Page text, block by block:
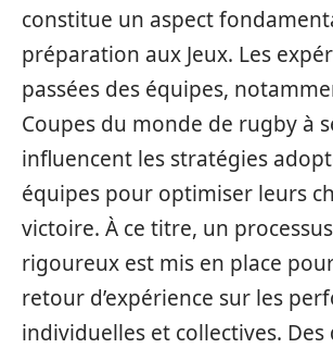
constitue un aspect
préparation aux Jeux. Les
passées des équipes,
Coupes du monde de rugby à
influencent les stratégies
équipes pour optimiser leurs
victoire. À ce titre, un processus
rigoureux est mis en place
retour d’expérience sur les
individuelles et collectives. Des